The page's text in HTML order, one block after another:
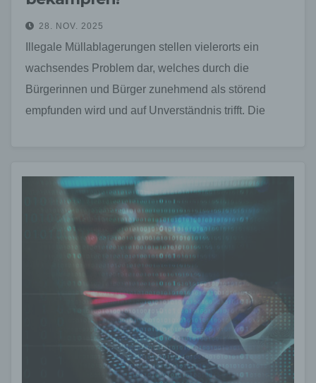
28. NOV. 2025
Illegale Müllablagerungen stellen vielerorts ein
wachsendes Problem dar, welches durch die
Bürgerinnen und Bürger zunehmend als störend
empfunden wird und auf Unverständnis trifft. Die